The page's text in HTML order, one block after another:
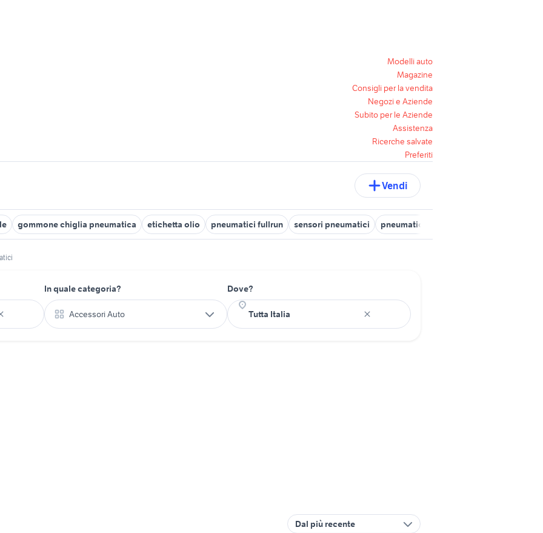
Modelli auto
Magazine
Consigli per la vendita
Negozi e Aziende
Subito per le Aziende
Assistenza
Ricerche salvate
Preferiti
Vendi
gommone chiglia pneumatica etichetta olio pneumatici fullrun sensori pneumatici pneumatici torino
In quale categoria?
Accessori Auto
Dove?
Dal più recente